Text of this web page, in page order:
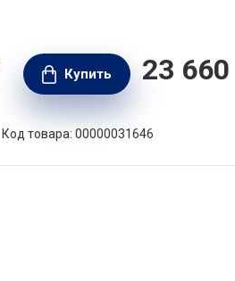
Купить 23 660
Код товара: 00000031646